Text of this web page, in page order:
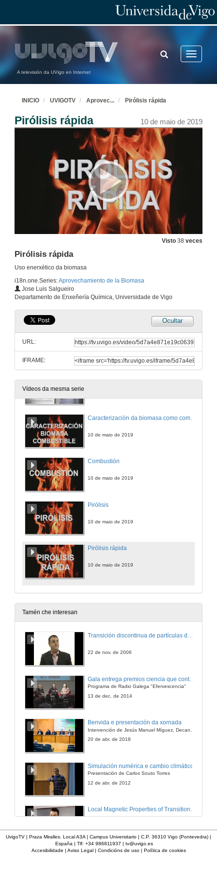
A televisión da UVigo en Internet
Toggle
TOGGLE
SEARCH
INICIO UVIGOTV Aprovec... Pirólisis rápida
Pirólisis rápida 10 de maio de 2019
Visto 38 veces
Pirólisis rápida
Uso enerxético da biomasa
i18n.one.Series:Aprovechamiento de la Biomasa
Jose Luis Salgueiro
Departamento de Enxeñería Química, Universidade de Vigo
Ocultar
URL:
IFRAME:
Vídeos da mesma serie
10 de maio de 2019
Combustión
10 de maio de 2019
Pirólisis
10 de maio de 2019
Pirólisis rápida
10 de maio de 2019
Tamén che interesan
Transición discontinua de partículas de microgel termosensible
22 de nov. de 2006
Programa de Radio Galega "Efervescencia"
13 de dec. de 2014
Benvida e presentación da xornada
20 de abr. de 2018
Simulación numérica e cambio climático
Presentación de Carlos Souto Torres
12 de abr. de 2012
Local Magnetic Properties of Transition Metal Atoms, Nanoparticles, and Metal-Organic Molecules
UvigoTV | Praza Miralles. Local A3A | Campus Universitario | C.P. 36310 Vigo (Pontevedra) |
España | Tlf: +34 986811937 | tv@uvigo.es
Accesibilidade | Aviso Legal| Condicións de uso| Política de cookies